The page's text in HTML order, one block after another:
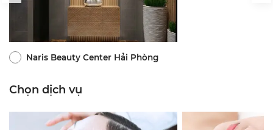
Naris Beauty Center Hải Phòng
Chọn dịch vụ